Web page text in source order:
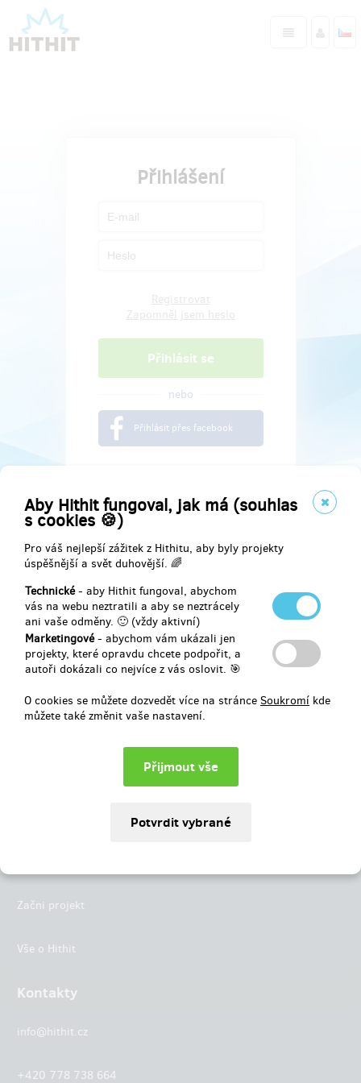
Aby Hithit fungoval, jak má (souhlas
s cookies 🍪)
Pro váš nejlepší zážitek z Hithitu, aby byly projekty
úspěšnější a svět duhovější. 🌈
Technické- aby Hithit fungoval, abychom
vás na webu neztratili a aby se neztrácely
ani vaše odměny. 🙂 (vždy aktivní)
Marketingové- abychom vám ukázali jen
projekty, které opravdu chcete podpořit, a
autoři dokázali co nejvíce z vás oslovit. 🎯
O cookies se můžete dozvedět více na stránce Soukromí kde
můžete také změnit vaše nastavení.
Přihlášení
nebo
Přihlásit přes facebook
Najdete nás na
Začni projekt
Vše o Hithit
Kontakty
info@hithit.cz
+420 778 738 664